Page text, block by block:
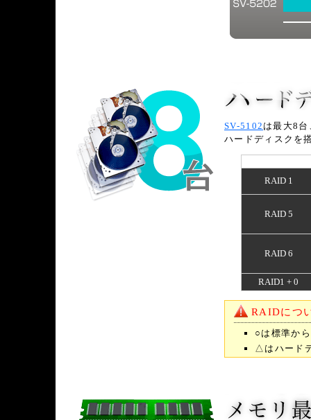
SV-5102 は最大8台
ハードディスクを
RAID 1
RAID 5
RAID 6
RAID1 + 0
RAIDにつ
○は標準か
△はハード